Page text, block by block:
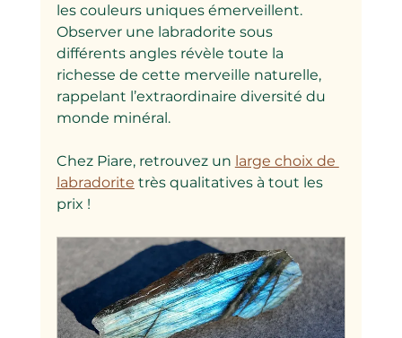
les couleurs uniques émerveillent.
Observer une labradorite sous
différents angles révèle toute la
richesse de cette merveille naturelle,
rappelant l’extraordinaire diversité du
monde minéral.
Chez Piare, retrouvez un large choix de
labradorite très qualitatives à tout les
prix !